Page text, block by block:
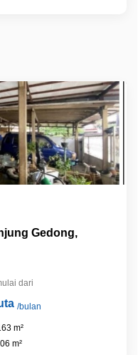
Gedong,
dari
/bulan
m²
m²